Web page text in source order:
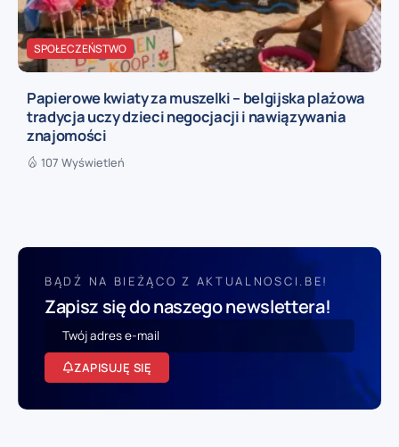
SPOŁECZEŃSTWO
Papierowe kwiaty za muszelki – belgijska plażowa
tradycja uczy dzieci negocjacji i nawiązywania
znajomości
107 Wyświetleń
BĄDŹ NA BIEŻĄCO Z AKTUALNOSCI.BE!
Zapisz się do naszego newslettera!
ZAPISUJĘ SIĘ